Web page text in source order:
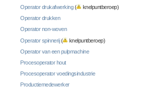
Operator drukafwerking(
knelpuntberoep)
Operator drukken
Operator non-woven
Operator spinnerij(
knelpuntberoep)
Operator van een pulpmachine
Procesoperator hout
Procesoperator voedingsindustrie
Productiemedewerker